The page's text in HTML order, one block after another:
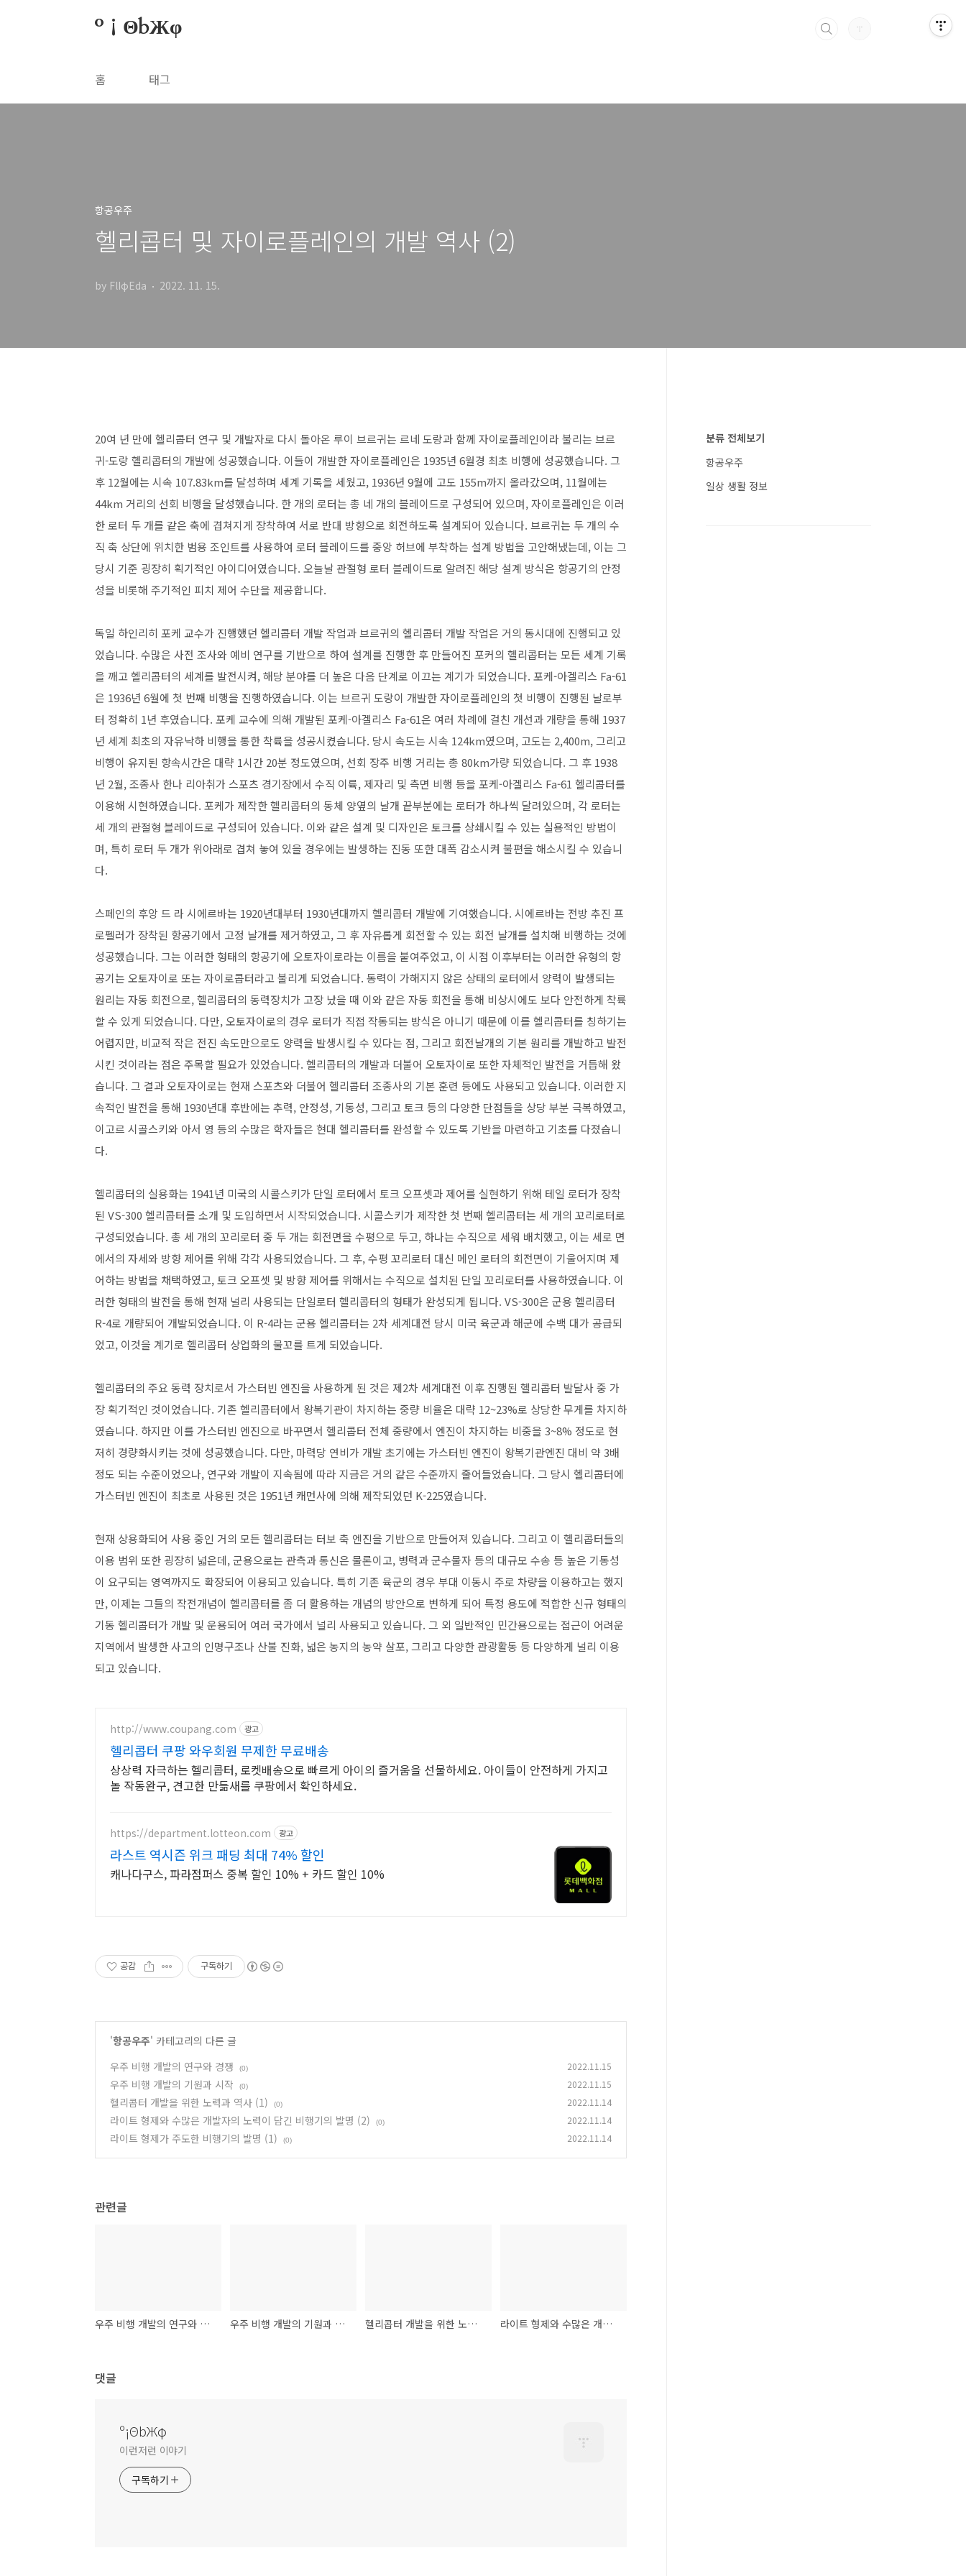
º¡ΘbЖφ
홈 태그
항공우주
헬리콥터 및 자이로플레인의 개발 역사 (2)
by FlIφEda 2022. 11. 15.
20여 년 만에 헬리콥터 연구 및 개발자로 다시 돌아온 루이 브르귀는 르네 도랑과 함께 자이로플레인이라 불리는 브르
귀-도랑 헬리콥터의 개발에 성공했습니다. 이들이 개발한 자이로플레인은 1935년 6월경 최초 비행에 성공했습니다. 그
후 12월에는 시속 107.83km를 달성하며 세계 기록을 세웠고, 1936년 9월에 고도 155m까지 올라갔으며, 11월에는
44km 거리의 선회 비행을 달성했습니다. 한 개의 로터는 총 네 개의 블레이드로 구성되어 있으며, 자이로플레인은 이러
한 로터 두 개를 같은 축에 겹쳐지게 장착하여 서로 반대 방향으로 회전하도록 설계되어 있습니다. 브르귀는 두 개의 수
직 축 상단에 위치한 범용 조인트를 사용하여 로터 블레이드를 중앙 허브에 부착하는 설계 방법을 고안해냈는데, 이는 그
당시 기준 굉장히 획기적인 아이디어였습니다. 오늘날 관절형 로터 블레이드로 알려진 해당 설계 방식은 항공기의 안정
성을 비롯해 주기적인 피치 제어 수단을 제공합니다.
독일 하인리히 포케 교수가 진행했던 헬리콥터 개발 작업과 브르귀의 헬리콥터 개발 작업은 거의 동시대에 진행되고 있
었습니다. 수많은 사전 조사와 예비 연구를 기반으로 하여 설계를 진행한 후 만들어진 포커의 헬리콥터는 모든 세계 기록
을 깨고 헬리콥터의 세계를 발전시켜, 해당 분야를 더 높은 다음 단계로 이끄는 계기가 되었습니다. 포케-아겔리스 Fa-61
은 1936년 6월에 첫 번째 비행을 진행하였습니다. 이는 브르귀 도랑이 개발한 자이로플레인의 첫 비행이 진행된 날로부
터 정확히 1년 후였습니다. 포케 교수에 의해 개발된 포케-아겔리스 Fa-61은 여러 차례에 걸친 개선과 개량을 통해 1937
년 세계 최초의 자유낙하 비행을 통한 착륙을 성공시켰습니다. 당시 속도는 시속 124km였으며, 고도는 2,400m, 그리고
비행이 유지된 항속시간은 대략 1시간 20분 정도였으며, 선회 장주 비행 거리는 총 80km가량 되었습니다. 그 후 1938
년 2월, 조종사 한나 리아취가 스포츠 경기장에서 수직 이륙, 제자리 및 측면 비행 등을 포케-아겔리스 Fa-61 헬리콥터를
이용해 시현하였습니다. 포케가 제작한 헬리콥터의 동체 양옆의 날개 끝부분에는 로터가 하나씩 달려있으며, 각 로터는
세 개의 관절형 블레이드로 구성되어 있습니다. 이와 같은 설계 및 디자인은 토크를 상쇄시킬 수 있는 실용적인 방법이
며, 특히 로터 두 개가 위아래로 겹쳐 놓여 있을 경우에는 발생하는 진동 또한 대폭 감소시켜 불편을 해소시킬 수 있습니
다.
스페인의 후앙 드 라 시에르바는 1920년대부터 1930년대까지 헬리콥터 개발에 기여했습니다. 시에르바는 전방 추진 프
로펠러가 장착된 항공기에서 고정 날개를 제거하였고, 그 후 자유롭게 회전할 수 있는 회전 날개를 설치해 비행하는 것에
성공했습니다. 그는 이러한 형태의 항공기에 오토자이로라는 이름을 붙여주었고, 이 시점 이후부터는 이러한 유형의 항
공기는 오토자이로 또는 자이로콥터라고 불리게 되었습니다. 동력이 가해지지 않은 상태의 로터에서 양력이 발생되는
원리는 자동 회전으로, 헬리콥터의 동력장치가 고장 났을 때 이와 같은 자동 회전을 통해 비상시에도 보다 안전하게 착륙
할 수 있게 되었습니다. 다만, 오토자이로의 경우 로터가 직접 작동되는 방식은 아니기 때문에 이를 헬리콥터를 칭하기는
어렵지만, 비교적 작은 전진 속도만으로도 양력을 발생시킬 수 있다는 점, 그리고 회전날개의 기본 원리를 개발하고 발전
시킨 것이라는 점은 주목할 필요가 있었습니다. 헬리콥터의 개발과 더불어 오토자이로 또한 자체적인 발전을 거듭해 왔
습니다. 그 결과 오토자이로는 현재 스포츠와 더불어 헬리콥터 조종사의 기본 훈련 등에도 사용되고 있습니다. 이러한 지
속적인 발전을 통해 1930년대 후반에는 추력, 안정성, 기동성, 그리고 토크 등의 다양한 단점들을 상당 부분 극복하였고,
이고르 시골스키와 아서 영 등의 수많은 학자들은 현대 헬리콥터를 완성할 수 있도록 기반을 마련하고 기초를 다졌습니
다.
헬리콥터의 실용화는 1941년 미국의 시콜스키가 단일 로터에서 토크 오프셋과 제어를 실현하기 위해 테일 로터가 장착
된 VS-300 헬리콥터를 소개 및 도입하면서 시작되었습니다. 시콜스키가 제작한 첫 번째 헬리콥터는 세 개의 꼬리로터로
구성되었습니다. 총 세 개의 꼬리로터 중 두 개는 회전면을 수평으로 두고, 하나는 수직으로 세워 배치했고, 이는 세로 면
에서의 자세와 방향 제어를 위해 각각 사용되었습니다. 그 후, 수평 꼬리로터 대신 메인 로터의 회전면이 기울어지며 제
어하는 방법을 채택하였고, 토크 오프셋 및 방향 제어를 위해서는 수직으로 설치된 단일 꼬리로터를 사용하였습니다. 이
러한 형태의 발전을 통해 현재 널리 사용되는 단일로터 헬리콥터의 형태가 완성되게 됩니다. VS-300은 군용 헬리콥터
R-4로 개량되어 개발되었습니다. 이 R-4라는 군용 헬리콥터는 2차 세계대전 당시 미국 육군과 해군에 수백 대가 공급되
었고, 이것을 계기로 헬리콥터 상업화의 물꼬를 트게 되었습니다.
헬리콥터의 주요 동력 장치로서 가스터빈 엔진을 사용하게 된 것은 제2차 세계대전 이후 진행된 헬리콥터 발달사 중 가
장 획기적인 것이었습니다. 기존 헬리콥터에서 왕복기관이 차지하는 중량 비율은 대략 12~23%로 상당한 무게를 차지하
였습니다. 하지만 이를 가스터빈 엔진으로 바꾸면서 헬리콥터 전체 중량에서 엔진이 차지하는 비중을 3~8% 정도로 현
저히 경량화시키는 것에 성공했습니다. 다만, 마력당 연비가 개발 초기에는 가스터빈 엔진이 왕복기관엔진 대비 약 3배
정도 되는 수준이었으나, 연구와 개발이 지속됨에 따라 지금은 거의 같은 수준까지 줄어들었습니다. 그 당시 헬리콥터에
가스터빈 엔진이 최초로 사용된 것은 1951년 캐먼사에 의해 제작되었던 K-225였습니다.
현재 상용화되어 사용 중인 거의 모든 헬리콥터는 터보 축 엔진을 기반으로 만들어져 있습니다. 그리고 이 헬리콥터들의
이용 범위 또한 굉장히 넓은데, 군용으로는 관측과 통신은 물론이고, 병력과 군수물자 등의 대규모 수송 등 높은 기동성
이 요구되는 영역까지도 확장되어 이용되고 있습니다. 특히 기존 육군의 경우 부대 이동시 주로 차량을 이용하고는 했지
만, 이제는 그들의 작전개념이 헬리콥터를 좀 더 활용하는 개념의 방안으로 변하게 되어 특정 용도에 적합한 신규 형태의
기동 헬리콥터가 개발 및 운용되어 여러 국가에서 널리 사용되고 있습니다. 그 외 일반적인 민간용으로는 접근이 어려운
지역에서 발생한 사고의 인명구조나 산불 진화, 넓은 농지의 농약 살포, 그리고 다양한 관광활동 등 다양하게 널리 이용
되고 있습니다.
http://www.coupang.com 광고
헬리콥터 쿠팡 와우회원 무제한 무료배송
상상력 자극하는 헬리콥터, 로켓배송으로 빠르게 아이의 즐거움을 선물하세요. 아이들이 안전하게 가지고
놀 작동완구, 견고한 만듦새를 쿠팡에서 확인하세요.
https://department.lotteon.com 광고
라스트 역시즌 위크 패딩 최대 74% 할인
캐나다구스, 파라점퍼스 중복 할인 10% + 카드 할인 10%
공감 구독하기
'항공우주' 카테고리의 다른 글
우주 비행 개발의 연구와 경쟁
(0) 2022.11.15
우주 비행 개발의 기원과 시작 (0) 2022.11.15
헬리콥터 개발을 위한 노력과 역사 (1) (0) 2022.11.14
라이트 형제와 수많은 개발자의 노력이 담긴 비행기의 발명 (2) (0) 2022.11.14
라이트 형제가 주도한 비행기의 발명 (1) (0) 2022.11.14
관련글
우주 비행 개발의 연구와 경쟁 우주 비행 개발의 기원과 시작 헬리콥터 개발을 위한 노력과 역사 (1) 라이트 형제와 수많은 개발자의 노력이 담긴 비행기의 발명 (2)
댓글
º¡ΘbЖφ
이런저런 이야기
구독하기
분류 전체보기
항공우주
일상 생활 정보